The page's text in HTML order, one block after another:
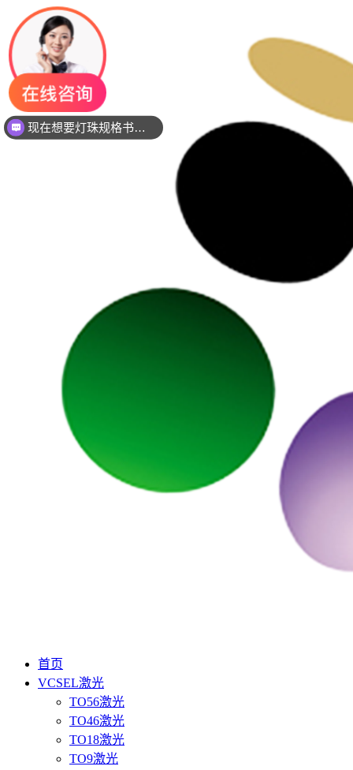
首页
VCSEL激光
TO56激光
TO46激光
TO18激光
TO9激光
现在想要灯珠规格书资料还是要样品测试呢？么？